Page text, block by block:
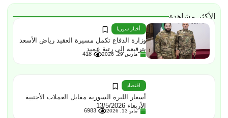
الأكثر مشاهدة
أخبار سوريا
وزارة الدفاع تكمل مسيرة العقيد رياض الأسعد
بترفيعه إلى رتبة عميد
مارس 29, 2026 418
اقتصاد
أسعار الليرة السورية مقابل العملات الأجنبية
الأربعاء 13/5/2026
مايو 13, 2026 6983